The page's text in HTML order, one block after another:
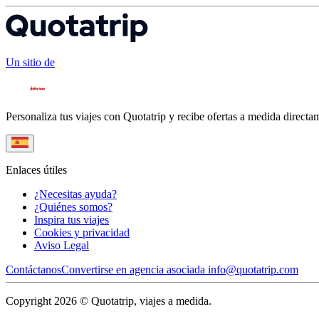
Un sitio de
Personaliza tus viajes con Quotatrip y recibe ofertas a medida
Enlaces útiles
¿Necesitas ayuda?
¿Quiénes somos?
Inspira tus viajes
Cookies y privacidad
Aviso Legal
ContáctanosConvertirse en agencia asociada info@quotatrip.com
Copyright 2026 © Quotatrip, viajes a medida.